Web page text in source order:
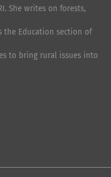
She writes on forests,
the Education section of
to bring rural issues into